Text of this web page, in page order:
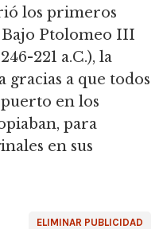
los primeros
Ptolomeo III
221 a.C.), la
gracias a que todos
en los
para
en sus
ELIMINAR PUBLICIDAD